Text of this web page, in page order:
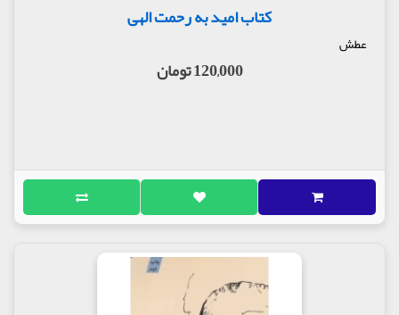
کتاب امید به رحمت الهی
عطش
120,000 تومان